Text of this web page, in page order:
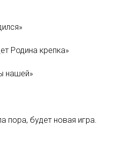
Родина крепка»
нашей»
пора, будет новая игра.